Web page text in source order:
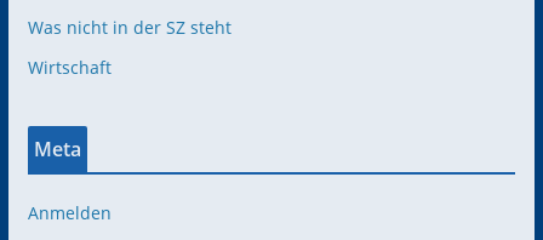
Was nicht in der SZ steht
Wirtschaft
Meta
Anmelden